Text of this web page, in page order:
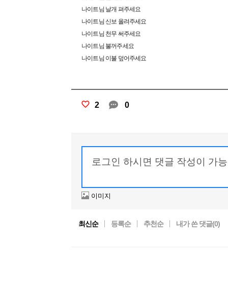
나이트님 날개 펴주세요
나이트님 신보 올려주세요
나이트님 천무 써주세요
나이트님 불꺼주세요
나이트님 이불 덮어주세요
2 0
이미지
최신순 등록순 추천순 내가 쓴 댓글(0)